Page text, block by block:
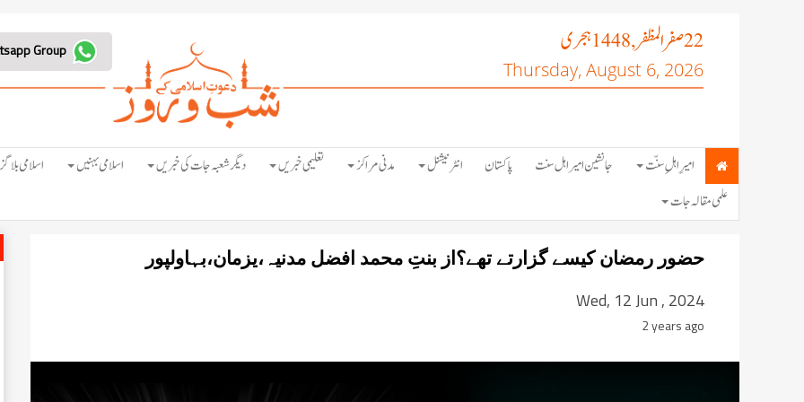
22صفر المظفر, 1448 ہجری
Thursday, August 6, 2026
امیرِ اہلِ سنّت جانشین امیر اہل سنت پاکستان انٹرنیشنل مدنی مراکز تعلیمی خبریں دیگر شعبہ جات کی خبریں اسلامی بہنیں اسلامی بلاگز
علمی مقالہ جات
حضور رمضان کیسے گزارتے تھے؟از بنتِ محمد افضل مدنیہ،یزمان،بہاولپور
Wed, 12 Jun , 2024
2 years ago